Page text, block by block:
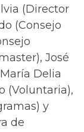
(Director
(Consejo
José
Delia
(Voluntaria),
y
de